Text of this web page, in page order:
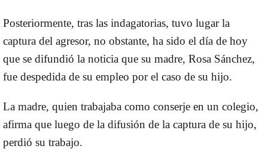
Posteriormente, tras las indagatorias, tuvo lugar la
captura del agresor, no obstante, ha sido el día de hoy
que se difundió la noticia que su madre, Rosa Sánchez,
fue despedida de su empleo por el caso de su hijo.
La madre, quien trabajaba como conserje en un colegio,
afirma que luego de la difusión de la captura de su hijo,
perdió su trabajo.